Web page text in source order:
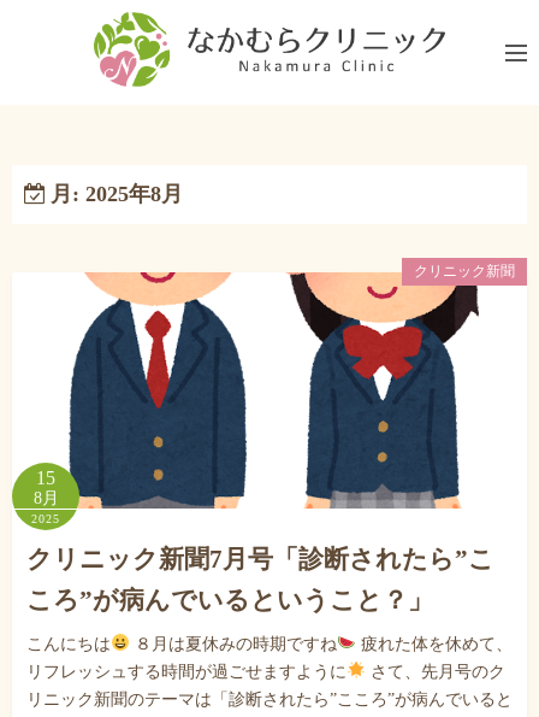
月: 2025年8月
クリニック新聞
15
8月
2025
クリニック新聞7月号「診断されたら”こ
ころ”が病んでいるということ？」
こんにちは ８月は夏休みの時期ですね
疲れた体を休めて、
リフレッシュする時間が過ごせますように
さて、先月号のク
リニック新聞のテーマは「診断されたら”こころ”が病んでいると